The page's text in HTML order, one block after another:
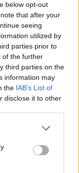
below opt-out
that after your
seeing
utilized by
parties prior to
of the further
third parties on the
information may
the IAB’s List of
disclose it to other
or more Google
You may click to
party tags to
in below Google
ως
αγορά του
βάση
της αγοράς.
επιχειρήσει την
κατέθεσε
ότι η ένωση
η
έχει